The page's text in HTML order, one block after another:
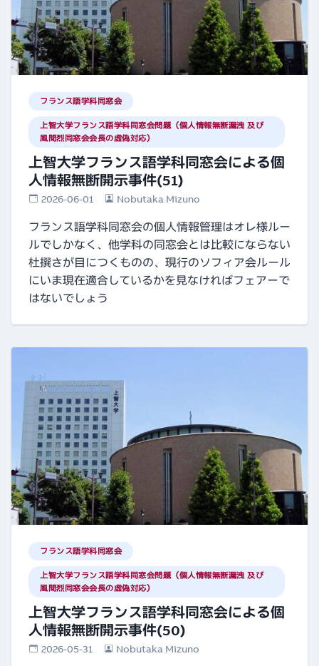
フランス語学科同窓会
上智大学フランス語学科同窓会問題（個人情報無断漏洩 及び
風間烈同窓会会長の虚偽対応）
上智大学フランス語学科同窓会による個
人情報無断開示事件(51)
2026-06-01 Nobutaka Mizuno
フランス語学科同窓会の個人情報管理はオレ様ルー
ルでしかなく、他学科の同窓会とは比較にならない
杜撰さが目につくものの、現行のソフィア会ルール
にいま現在適合しているかを見なければフェアーで
はないでしょう
フランス語学科同窓会
上智大学フランス語学科同窓会問題（個人情報無断漏洩 及び
風間烈同窓会会長の虚偽対応）
上智大学フランス語学科同窓会による個
人情報無断開示事件(50)
2026-05-31 Nobutaka Mizuno